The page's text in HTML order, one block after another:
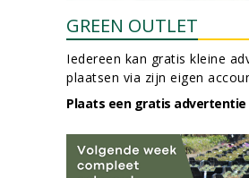
GREEN OUTLET
Iedereen kan gratis kleine
plaatsen via zijn eigen
Plaats een gratis advertentie